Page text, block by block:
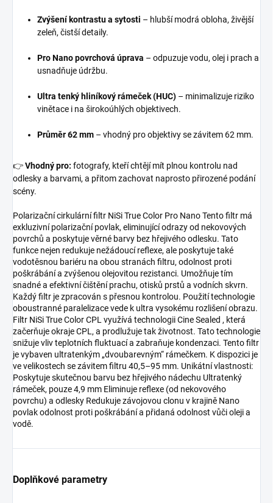
Zvýšení kontrastu a sytosti – hlubší modrá obloha, živější
zeleň, čistší detaily.
Pro Nano povrchová úprava – odpuzuje vodu, olej i prach a
usnadňuje údržbu.
Ultra tenký hliníkový rámeček (HUC) – minimalizuje riziko
vinětace i na širokoúhlých objektivech.
Průměr 62 mm – vhodný pro objektivy se závitem 62 mm.
👉Vhodný pro: fotografy, kteří chtějí mít plnou kontrolu nad
odlesky a barvami, a přitom zachovat naprosto přirozené podání
scény.
Polarizační cirkulární filtr NiSi True Color Pro Nano Tento filtr má
exkluzivní polarizační povlak, eliminující odrazy od nekovových
povrchů a poskytuje věrné barvy bez hřejivého odlesku. Tato
funkce nejen redukuje nežádoucí reflexe, ale poskytuje také
vodotěsnou bariéru na obou stranách filtru, odolnost proti
poškrábání a zvýšenou olejovitou rezistanci. Umožňuje tím
snadné a efektivní čištění prachu, otisků prstů a vodních skvrn.
Každý filtr je zpracován s přesnou kontrolou. Použití technologie
oboustranné paralelizace vede k ultra vysokému rozlišení obrazu.
Filtr NiSi True Color CPL využívá technologii Cine Sealed , která
začerňuje okraje CPL, a prodlužuje tak životnost. Tato technologie
snižuje vliv teplotních fluktuací a zabraňuje kondenzaci. Tento filtr
je vybaven ultratenkým „dvoubarevným“ rámečkem. K dispozici je
ve velikostech se závitem filtru 40,5–95 mm. Unikátní vlastnosti:
Poskytuje skutečnou barvu bez hřejivého nádechu Ultratenký
rámeček, pouze 4,9 mm Eliminuje reflexe (od nekovového
povrchu) a odlesky Redukuje závojovou clonu v krajině Nano
povlak odolnost proti poškrábání a přidaná odolnost vůči oleji a
vodě.
Doplňkové parametry